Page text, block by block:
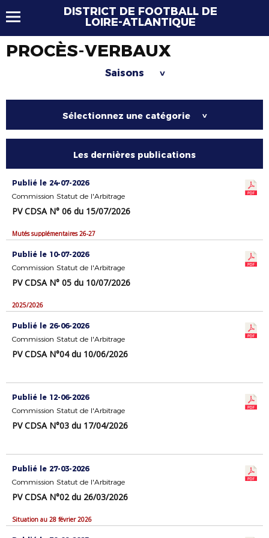
DISTRICT DE FOOTBALL DE
LOIRE-ATLANTIQUE
PROCÈS-VERBAUX
Saisons >
Sélectionnez une catégorie >
Les dernières publications
Publié le 24-07-2026
Commission Statut de l'Arbitrage
PV CDSA N° 06 du 15/07/2026
Mutés supplémentaires 26-27
Publié le 10-07-2026
Commission Statut de l'Arbitrage
PV CDSA N° 05 du 10/07/2026
2025/2026
Publié le 26-06-2026
Commission Statut de l'Arbitrage
PV CDSA N°04 du 10/06/2026
Publié le 12-06-2026
Commission Statut de l'Arbitrage
PV CDSA N°03 du 17/04/2026
Publié le 27-03-2026
Commission Statut de l'Arbitrage
PV CDSA N°02 du 26/03/2026
Situation au 28 février 2026